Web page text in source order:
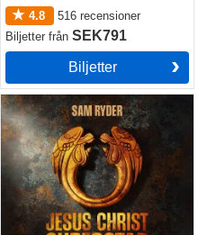
4.8
516 recensioner
BiljetterfrånSEK791
Biljetter
Jesus Christ Superstar
(Theatre Royal Drury Lane)